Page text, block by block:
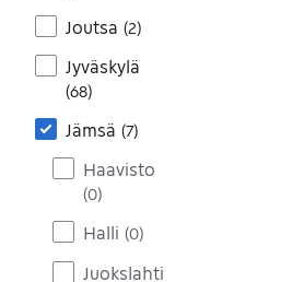
Joutsa (2)
Jyväskylä
(68)
Jämsä (7)
Haavisto
(0)
Halli (0)
Juokslahti